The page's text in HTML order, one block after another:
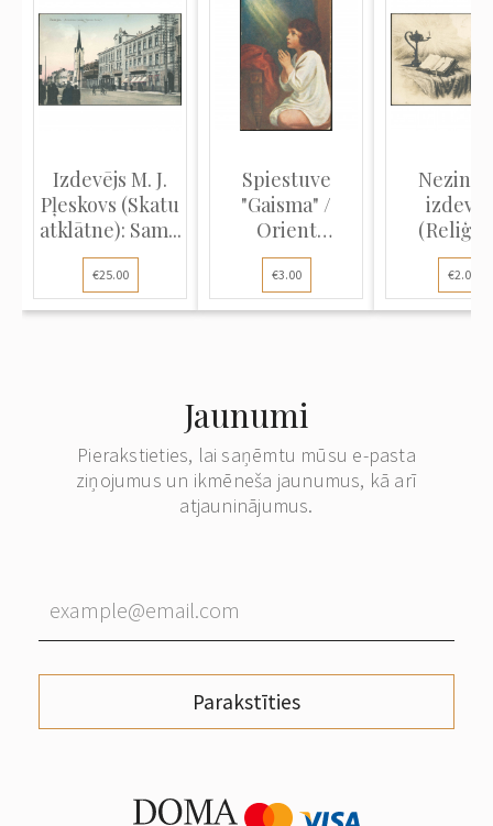
Izdevējs M. J.
Pļeskovs (Skatu
atklātne): Sam...
€25.00
Spiestuve
"Gaisma" /
Orient
(Reliģiska
atklāt...
€3.00
Bībel...
€2.00
Jaunumi
Pierakstieties, lai saņēmtu mūsu e-pasta
ziņojumus un ikmēneša jaunumus, kā arī
atjauninājumus.
Parakstīties